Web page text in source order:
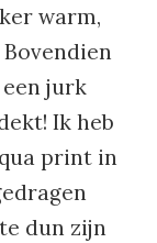
warm,
jurk
Ik heb
print in
dun zijn